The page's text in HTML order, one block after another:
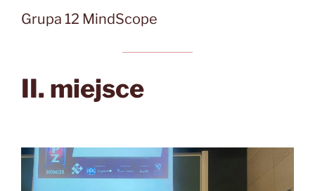
Grupa 12 MindScope
II. miejsce